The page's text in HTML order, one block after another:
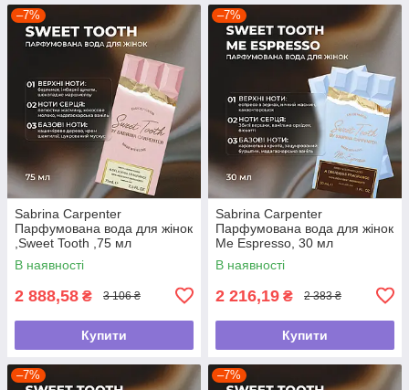
–7%
Sabrina Carpenter
Парфумована вода для жінок
,Sweet Tooth ,75 мл
В наявності
2 888,58 ₴ 3 106 ₴
Купити
–7%
Sabrina Carpenter
Парфумована вода для жінок
Me Espresso, 30 мл
В наявності
2 216,19 ₴ 2 383 ₴
Купити
–7% –7%